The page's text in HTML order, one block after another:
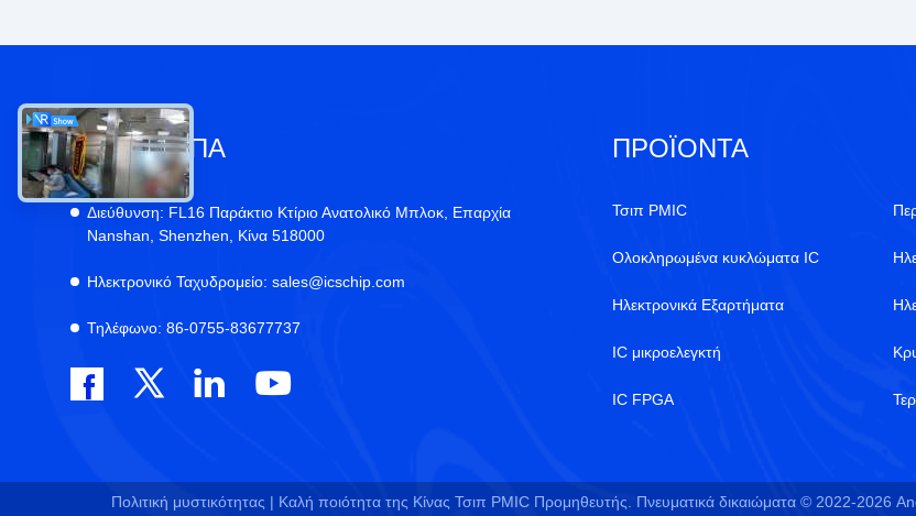
ΕΠΑΦΉ ΗΠΑ
Διεύθυνση: FL16 Παράκτιο Κτίριο Ανατολικό Μπλοκ, Επαρχία
Nanshan, Shenzhen, Κίνα 518000
Ηλεκτρονικό Ταχυδρομείο: sales@icschip.com
Τηλέφωνο: 86-0755-83677737
ΠΡΟΪΌΝΤΑ
Τσιπ PMIC
Ολοκληρωμένα κυκλώματα IC
Ηλεκτρονικά Εξαρτήματα
IC μικροελεγκτή
IC FPGA
Πολιτική μυστικότητας | Καλή ποιότητα της Κίνας Τσιπ PMIC Προμηθευτής. Πνευματικά δικαιώματα © 2022-2026